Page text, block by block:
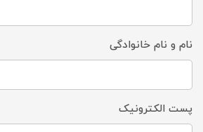
نام و نام خانوادگی
پست الکترونیک